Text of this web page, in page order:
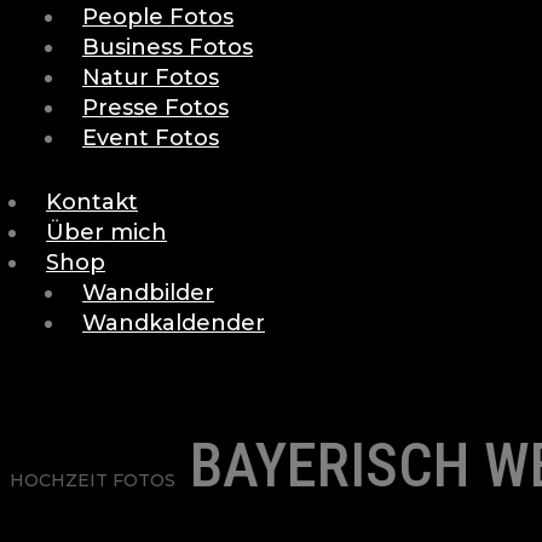
People Fotos
Business Fotos
Natur Fotos
Presse Fotos
Event Fotos
Kontakt
Über mich
Shop
Wandbilder
Wandkaldender
HOCHZEIT FOTOS BAYERISCH